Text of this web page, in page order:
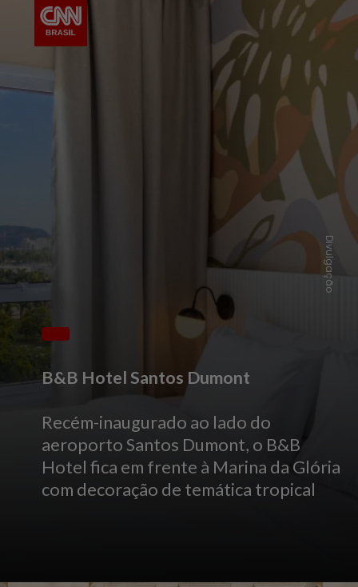
B&B Hotel Santos Dumont
Recém-inaugurado ao lado do
aeroporto Santos Dumont, o B&B
Hotel fica em frente à Marina da Glória
com decoração de temática tropical
Divulgação